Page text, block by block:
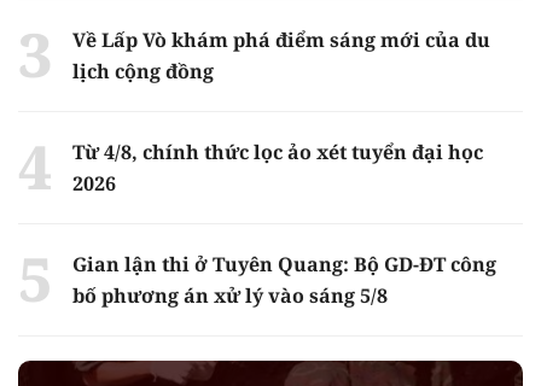
Về Lấp Vò khám phá điểm sáng mới của du
lịch cộng đồng
Từ 4/8, chính thức lọc ảo xét tuyển đại học
2026
Gian lận thi ở Tuyên Quang: Bộ GD-ĐT công
bố phương án xử lý vào sáng 5/8